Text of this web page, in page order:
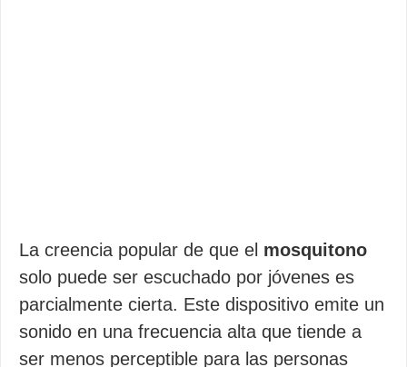
La creencia popular de que el mosquitono
solo puede ser escuchado por jóvenes es
parcialmente cierta. Este dispositivo emite un
sonido en una frecuencia alta que tiende a
ser menos perceptible para las personas